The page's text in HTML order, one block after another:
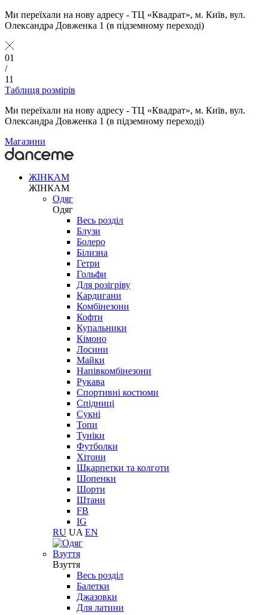
Ми переїхали на нову адресу - ТЦ «Квадрат», м. Київ, вул.
Олександра Довженка 1 (в підземному переході)
01
/
11
Таблиця розмірів
Ми переїхали на нову адресу - ТЦ «Квадрат», м. Київ, вул.
Олександра Довженка 1 (в підземному переході)
Магазини
ЖІНКАМ
ЖІНКАМ
Одяг
Одяг
Весь розділ
Блузи
Болеро
Білизна
Гетри
Гольфи
Для розігріву
Кардигани
Комбінезони
Кофти
Купальники
Кімоно
Лосини
Майки
Напівкомбінезони
Рукава
Спортивні костюми
Спідниці
Сукні
Топи
Туніки
Футболки
Хітони
Шкарпетки та колготи
Шопенки
Шорти
Штани
FB
IG
RU UA EN
Взуття
Взуття
Весь розділ
Балетки
Джазовки
Для латини